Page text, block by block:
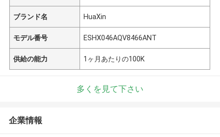
ブランド名 HuaXin
モデル番号 ESHX046AQV8466ANT
供給の能力 1ヶ月あたりの100K
多くを見て下さい
企業情報